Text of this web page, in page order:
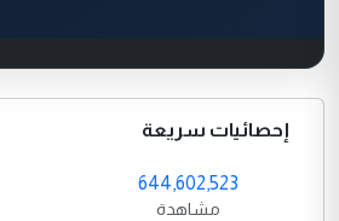
إحصائيات سريعة
644,602,523
مشاهدة